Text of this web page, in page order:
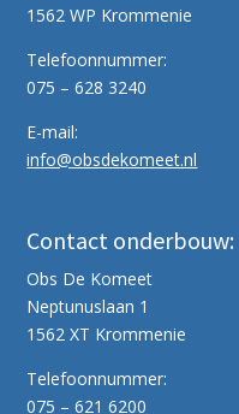
1562 WP Krommenie
Telefoonnummer:
075 – 628 3240
E-mail:
info@obsdekomeet.nl
Contact onderbouw:
Obs De Komeet
Neptunuslaan 1
1562 XT Krommenie
Telefoonnummer:
075 – 621 6200